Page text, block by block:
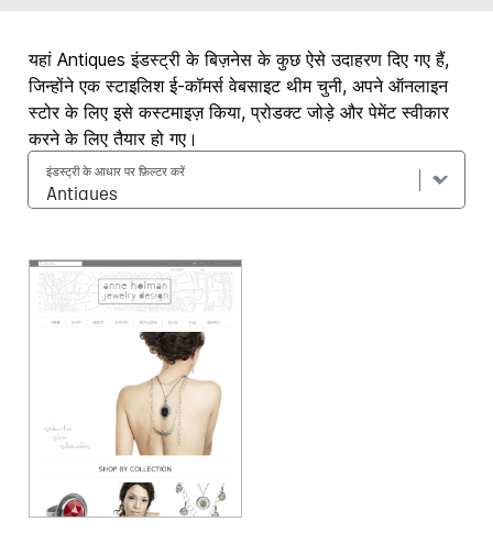
यहां Antiques इंडस्ट्री के बिज़नेस के कुछ ऐसे उदाहरण दिए गए हैं,
जिन्होंने एक स्टाइलिश ई-कॉमर्स वेबसाइट थीम चुनी, अपने ऑनलाइन
स्टोर के लिए इसे कस्टमाइज़ किया, प्रोडक्ट जोड़े और पेमेंट स्वीकार
करने के लिए तैयार हो गए।
इंडस्ट्री के आधार पर फ़िल्टर करें